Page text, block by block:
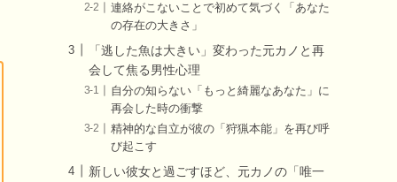
連絡がこないことで初めて気づく「あなた
の存在の大きさ」
「逃した魚は大きい」変わった元カノと再
会して焦る男性心理
自分の知らない「もっと綺麗なあなた」に
再会した時の衝撃
精神的な自立が彼の「狩猟本能」を再び呼
び起こす
新しい彼女と過ごすほど、元カノの「唯一